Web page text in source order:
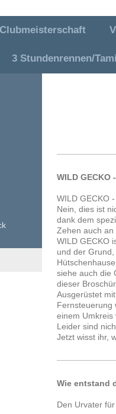
Clubmeisterschaft
3 Stundenrennen/
e. V.
WILD GECKO
WILD GECKO
Nein, dies ist
dank dem
Zehen auch
WILD GECKO
und der
siehe auch die
dieser
Ausgerüstet
Fernsteuerung
einem
Leider sind
Jetzt wisst ihr,
Wie entstand
Den Urvater